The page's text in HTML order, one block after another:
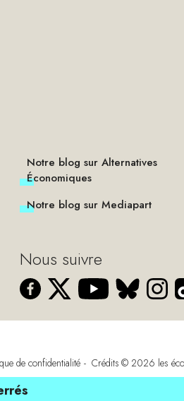
Notre blog sur Alternatives
Économiques
Notre blog sur Mediapart
Nous suivre
de confidentialité Crédits © 2026 les